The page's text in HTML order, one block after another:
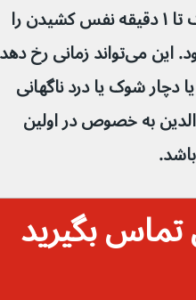
حبس تنفس زمانی است که نوزاد یا کودک تا ۱ دقیقه نفس کشیدن را
متوقف می‌کند و ممکن است بیهوش شود. این می‌تواند زمانی رخ دهد
دچار شوک یا درد ناگهانی
برای والدین به خصوص در اولین
تماس بگیرید